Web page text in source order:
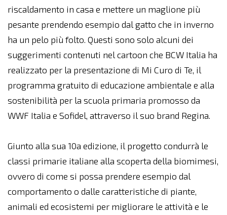
riscaldamento in casa e mettere un maglione più
pesante prendendo esempio dal gatto che in inverno
ha un pelo più folto. Questi sono solo alcuni dei
suggerimenti contenuti nel cartoon che BCW Italia ha
realizzato per la presentazione di Mi Curo di Te, il
programma gratuito di educazione ambientale e alla
sostenibilità per la scuola primaria promosso da
WWF Italia e Sofidel, attraverso il suo brand Regina.
Giunto alla sua 10a edizione, il progetto condurrà le
classi primarie italiane alla scoperta della biomimesi,
ovvero di come si possa prendere esempio dal
comportamento o dalle caratteristiche di piante,
animali ed ecosistemi per migliorare le attività e le